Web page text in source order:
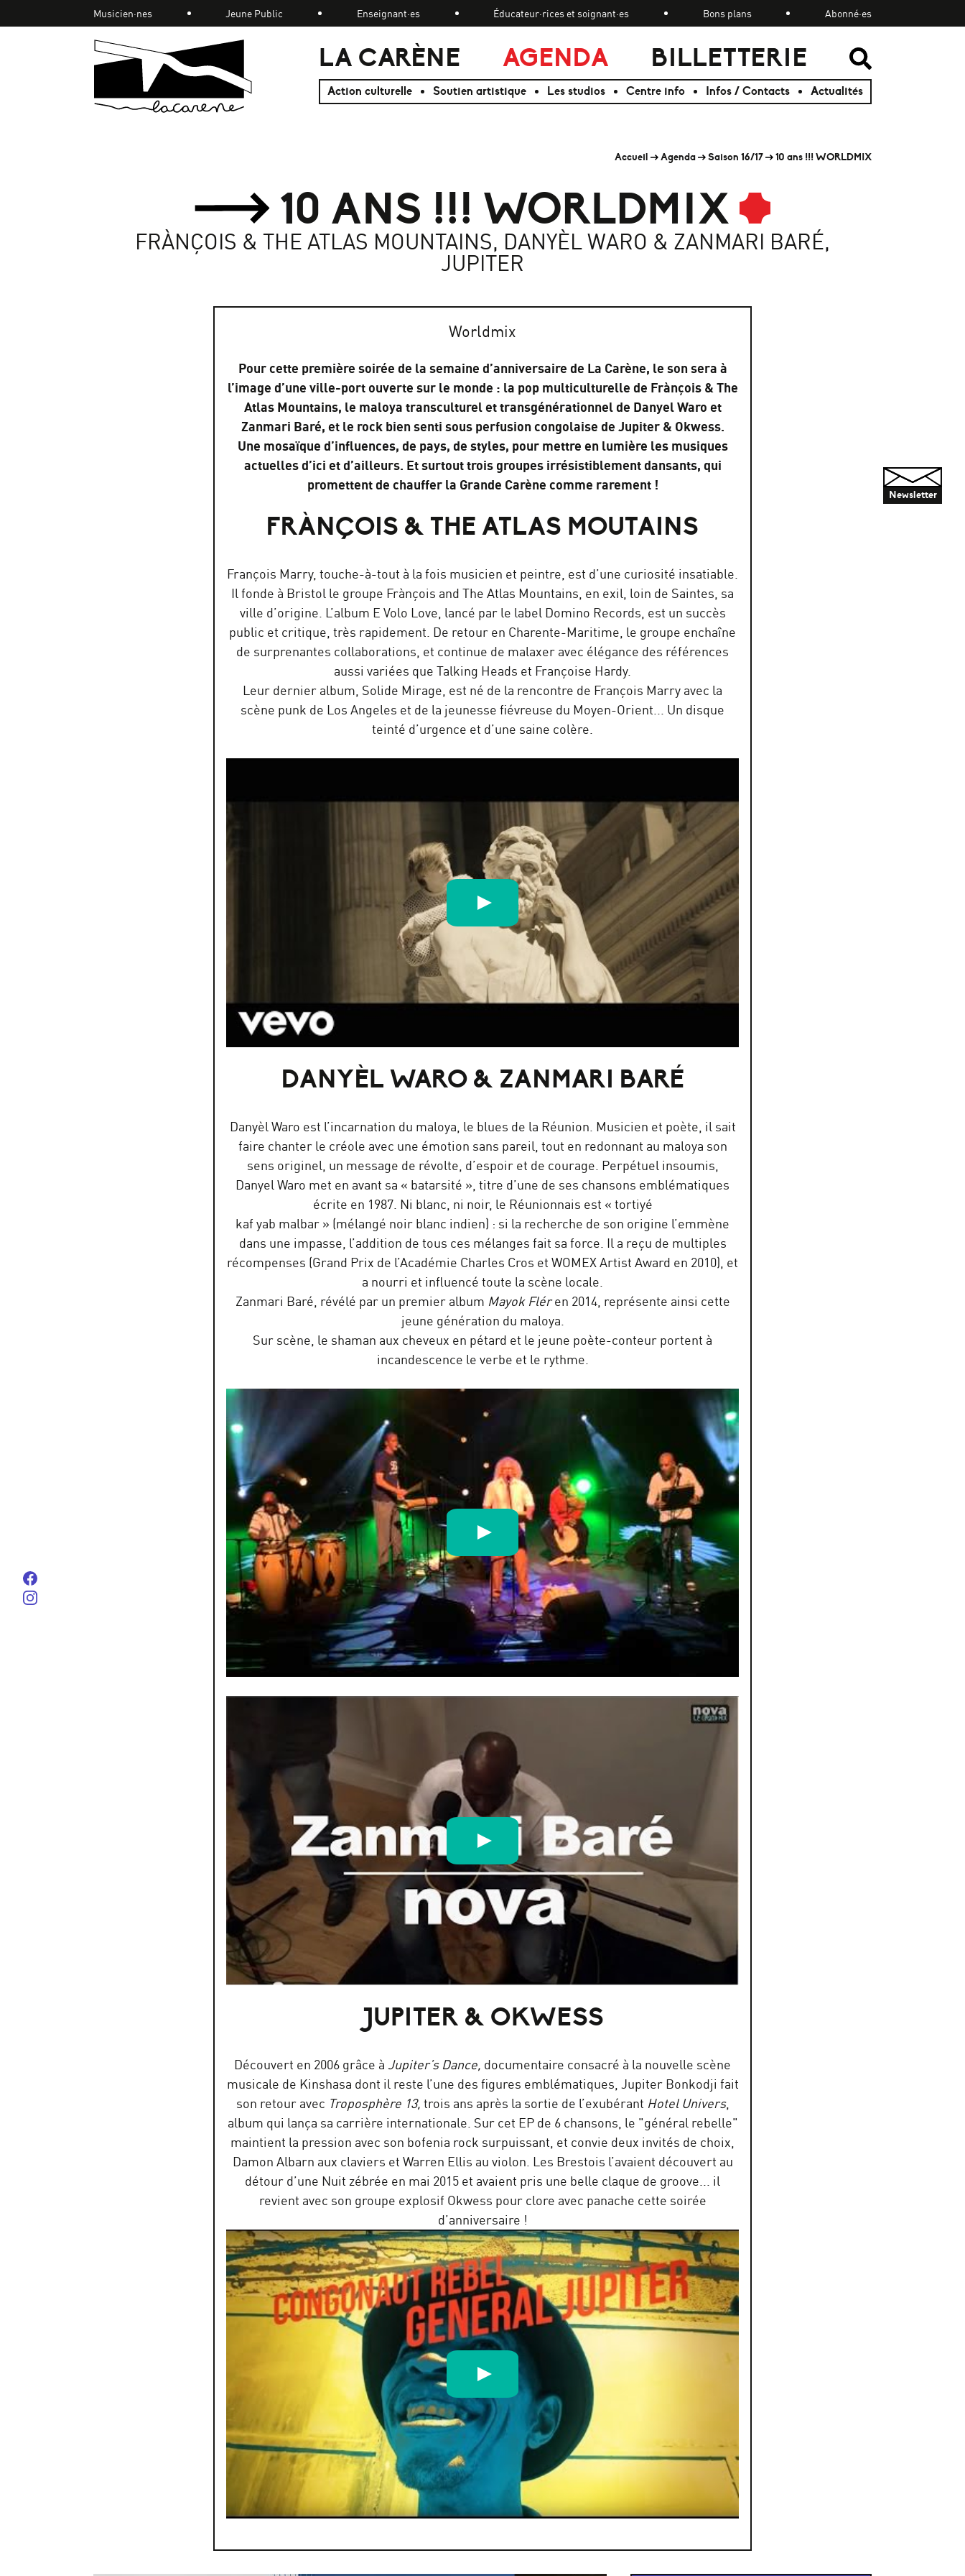
Panneau de gestion des cookies
Accueil LA CARÈNE AGENDA BILLETTERIE
Action culturelle Soutien artistique Les studios Centre info Infos / Contacts Actualités
Musicien·nes Jeune Public Enseignant·es Éducateur·rices et soignant·es Bons plans Abonné·es
Accueil Agenda Saison 16/17 10 ans !!! WORLDMIX
10 ANS !!! WORLDMIX
FRÀNÇOIS & THE ATLAS MOUNTAINS, DANYÈL WARO & ZANMARI BARÉ,
JUPITER
Worldmix
Pour cette première soirée de la semaine d’anniversaire de La Carène, le son sera à
l’image d’une ville-port ouverte sur le monde : la pop multiculturelle de Frànçois & The
Atlas Mountains, le maloya transculturel et transgénérationnel de Danyel Waro et
Zanmari Baré, et le rock bien senti sous perfusion congolaise de Jupiter & Okwess.
Une mosaïque d’influences, de pays, de styles, pour mettre en lumière les musiques
actuelles d’ici et d’ailleurs. Et surtout trois groupes irrésistiblement dansants, qui
promettent de chauffer la Grande Carène comme rarement !
FRÀNÇOIS & THE ATLAS MOUTAINS
François Marry, touche-à-tout à la fois musicien et peintre, est d’une curiosité insatiable.
Il fonde à Bristol le groupe Frànçois and The Atlas Mountains, en exil, loin de Saintes, sa
ville d’origine. L’album E Volo Love, lancé par le label Domino Records, est un succès
public et critique, très rapidement. De retour en Charente-Maritime, le groupe enchaîne
de surprenantes collaborations, et continue de malaxer avec élégance des références
aussi variées que Talking Heads et Françoise Hardy.
Leur dernier album, Solide Mirage, est né de la rencontre de François Marry avec la
scène punk de Los Angeles et de la jeunesse fiévreuse du Moyen-Orient... Un disque
teinté d’urgence et d’une saine colère.
FrancoisAtlasVEVO
DANYÈL WARO & ZANMARI BARÉ
Danyèl Waro est l’incarnation du maloya, le blues de la Réunion. Musicien et poète, il sait
faire chanter le créole avec une émotion sans pareil, tout en redonnant au maloya son
sens originel, un message de révolte, d’espoir et de courage. Perpétuel insoumis,
Danyel Waro met en avant sa « batarsité », titre d’une de ses chansons emblématiques
écrite en 1987. Ni blanc, ni noir, le Réunionnais est « tortiyé
kaf yab malbar » (mélangé noir blanc indien) : si la recherche de son origine l’emmène
dans une impasse, l’addition de tous ces mélanges fait sa force. Il a reçu de multiples
récompenses (Grand Prix de l’Académie Charles Cros et WOMEX Artist Award en 2010), et
a nourri et influencé toute la scène locale.
Zanmari Baré, révélé par un premier album Mayok Fléren 2014, représente ainsi cette
jeune génération du maloya.
Sur scène, le shaman aux cheveux en pétard et le jeune poète-conteur portent à
incandescence le verbe et le rythme.
parlabel cobalt
JUPITER & OKWESS
Découvert en 2006 grâce à Jupiter’s Dance, documentaire consacré à la nouvelle scène
musicale de Kinshasa dont il reste l’une des figures emblématiques, Jupiter Bonkodji fait
son retour avec Troposphère 13, trois ans après la sortie de l’exubérant Hotel Univers,
album qui lança sa carrière internationale. Sur cet EP de 6 chansons, le "général rebelle"
maintient la pression avec son bofenia rock surpuissant, et convie deux invités de choix,
Damon Albarn aux claviers et Warren Ellis au violon. Les Brestois l’avaient découvert au
détour d’une Nuit zébrée en mai 2015 et avaient pris une belle claque de groove... il
revient avec son groupe explosif Okwess pour clore avec panache cette soirée
d’anniversaire !
Suivez-nous sur Facebook
Suivez-nous sur instagram
Newsletter